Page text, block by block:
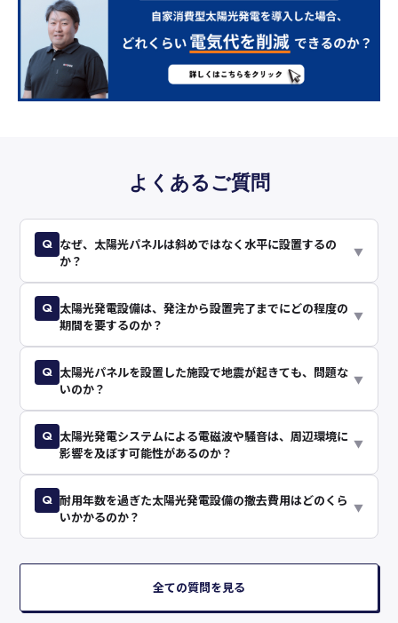
よくあるご質問
Q なぜ、太陽光パネルは斜めではなく水平に設置するの
か？
▼
Q 太陽光発電設備は、発注から設置完了までにどの程度の
期間を要するのか？
▼
Q 太陽光パネルを設置した施設で地震が起きても、問題な
いのか？
▼
Q 太陽光発電システムによる電磁波や騒音は、周辺環境に
影響を及ぼす可能性があるのか？
▼
Q 耐用年数を過ぎた太陽光発電設備の撤去費用はどのくら
いかかるのか？
▼
全ての質問を見る